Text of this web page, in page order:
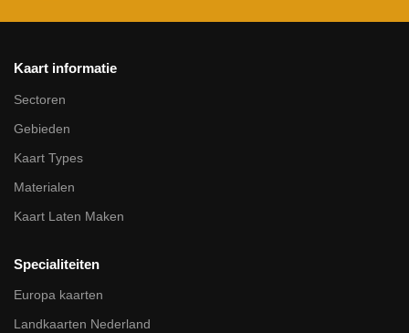
Kaart informatie
Sectoren
Gebieden
Kaart Types
Materialen
Kaart Laten Maken
Specialiteiten
Europa kaarten
Landkaarten Nederland